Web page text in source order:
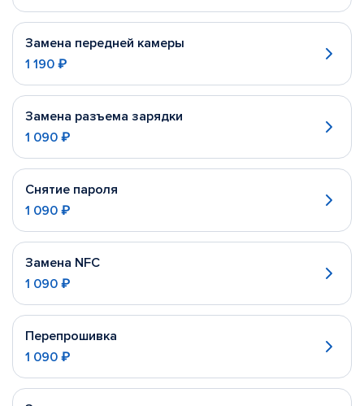
Замена передней камеры
1 190 ₽
Замена разъема зарядки
1 090 ₽
Снятие пароля
1 090 ₽
Замена NFC
1 090 ₽
Перепрошивка
1 090 ₽